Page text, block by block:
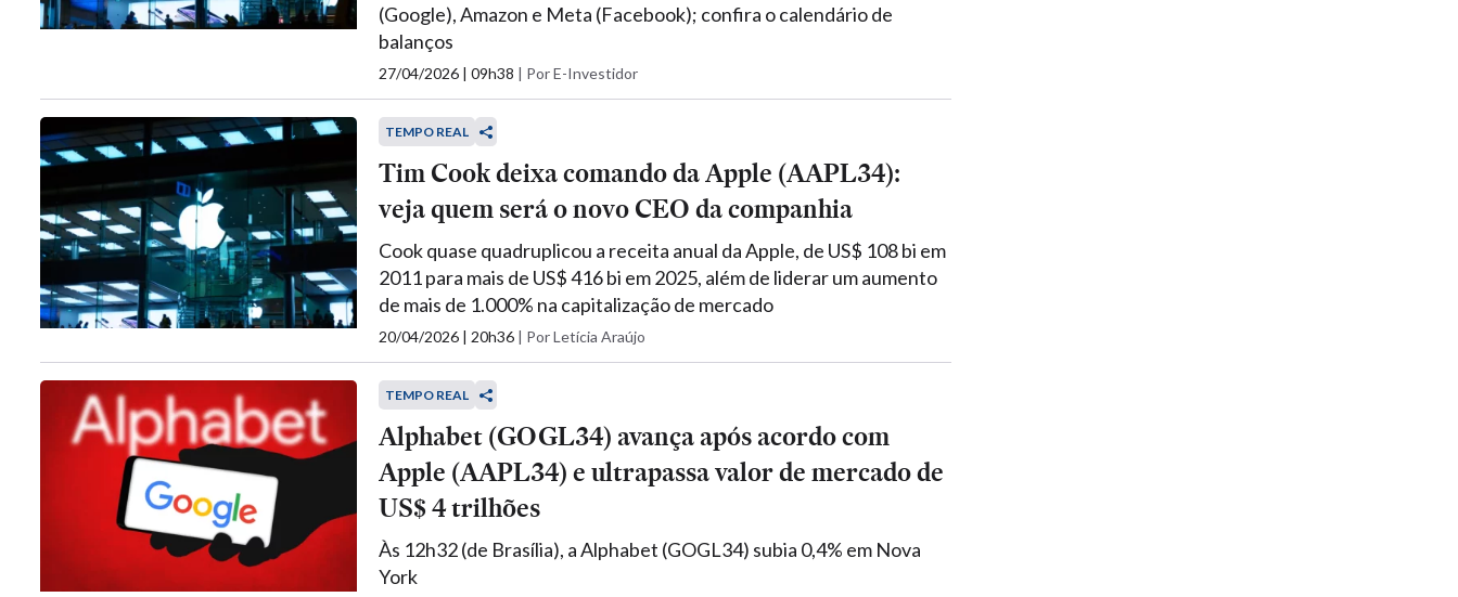
(Google), Amazon e Meta (Facebook); confira o calendário de
balanços
27/04/2026 | 09h38 | Por E-Investidor
TEMPO REAL
Tim Cook deixa comando da Apple (AAPL34):
veja quem será o novo CEO da companhia
Cook quase quadruplicou a receita anual da Apple, de US$ 108 bi em
2011 para mais de US$ 416 bi em 2025, além de liderar um aumento
de mais de 1.000% na capitalização de mercado
20/04/2026 | 20h36 | Por Letícia Araújo
TEMPO REAL
Alphabet (GOGL34) avança após acordo com
Apple (AAPL34) e ultrapassa valor de mercado de
US$ 4 trilhões
Às 12h32 (de Brasília), a Alphabet (GOGL34) subia 0,4% em Nova
York